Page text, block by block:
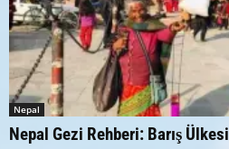
Nepal
Nepal Gezi Rehberi: Barış Ülkesi